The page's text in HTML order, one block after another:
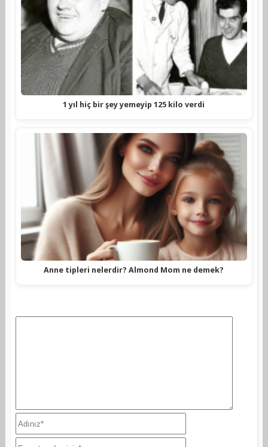
1 yıl hiç bir şey yemeyip 125 kilo verdi
Anne tipleri nelerdir? Almond Mom ne demek?